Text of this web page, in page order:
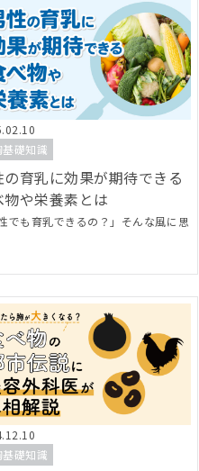
基礎知識
の育乳に効果が期待できる
物や栄養素とは
性でも育乳できるの？」そんな風に思
基礎知識